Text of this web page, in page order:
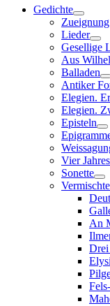
Gedichte
Zueignung
Lieder
Gesellige
Aus
Balladen
Antiker
Elegien.
Elegien.
Episteln
Vier
Sonette
An
Drei